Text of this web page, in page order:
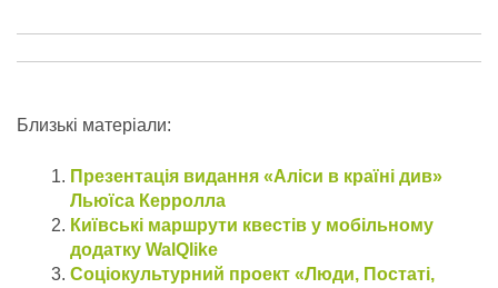
Близькі матеріали:
Презентація видання «Аліси в країні див»
Льюїса Керролла
Київські маршрути квестів у мобільному
додатку WalQlike
Соціокультурний проект «Люди, Постаті,